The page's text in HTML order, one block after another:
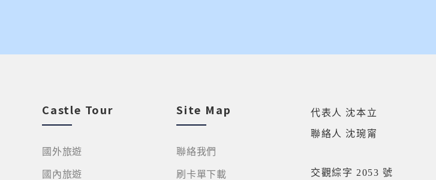
Castle Tour
國外旅遊
國內旅遊
Site Map
聯絡我們
刷卡單下載
代表人 沈本立
聯絡人 沈琬甯
交觀綜字 2053 號